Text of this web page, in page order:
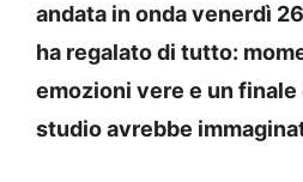
andata in onda venerdì
ha regalato di tutto:
emozioni vere e un
studio avrebbe